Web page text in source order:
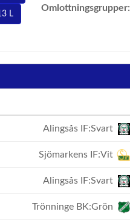
L
Omlottningsgrupper:
Alingsås IF:Svart
Sjömarkens IF:Vit
Alingsås IF:Svart
Trönninge BK:Grön